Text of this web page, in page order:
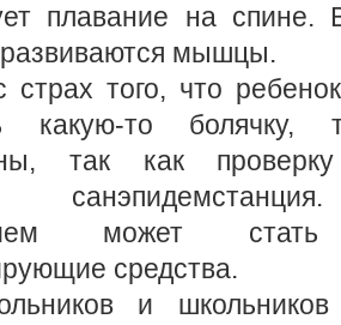
плавание на спине.
развиваются мышцы.
страх того, что
какую-то
так как
может
средства.
и